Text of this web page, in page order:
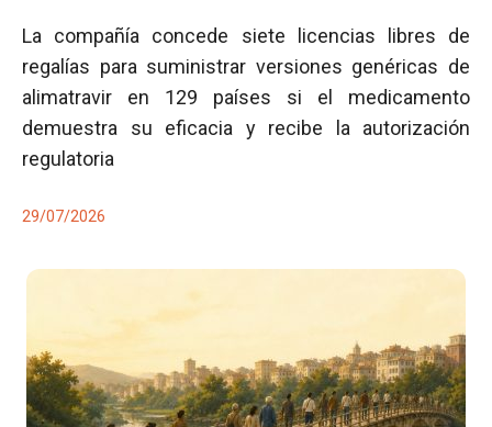
La compañía concede siete licencias libres de
regalías para suministrar versiones genéricas de
alimatravir en 129 países si el medicamento
demuestra su eficacia y recibe la autorización
regulatoria
29/07/2026